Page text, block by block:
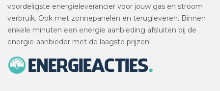
voordeligste energieleverancier voor jouw gas en stroom
verbruik. Ook met zonnepanelen en terugleveren. Binnen
enkele minuten een energie aanbieding afsluiten bij de
energie-aanbieder met de laagste prijzen!